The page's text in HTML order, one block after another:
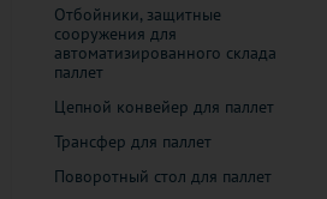
Отбойники, защитные
сооружения для
автоматизированного склада
паллет
Цепной конвейер для паллет
Трансфер для паллет
Поворотный стол для паллет